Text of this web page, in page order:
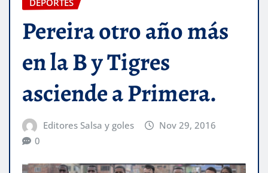
Pereira otro año más
en la B y Tigres
asciende a Primera.
Editores Salsa y goles
Nov 29, 2016
0